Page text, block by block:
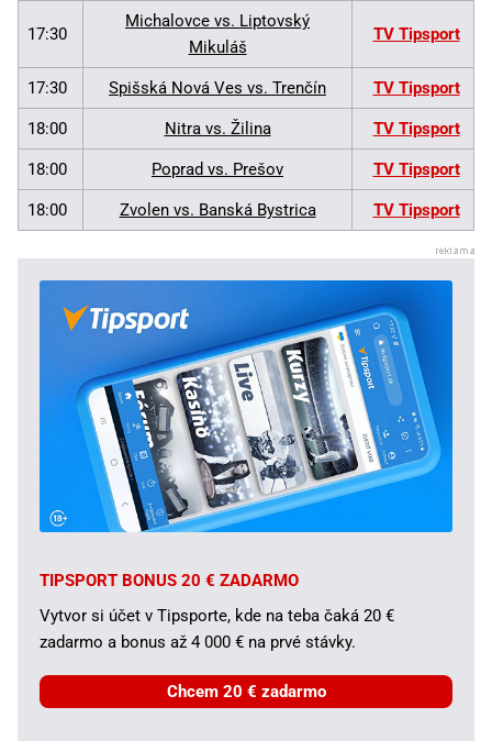
17:30
Michalovce vs. Liptovský
Mikuláš
TV Tipsport
17:30 Spišská Nová Ves vs. Trenčín TV Tipsport
18:00 Nitra vs. Žilina TV Tipsport
18:00 Poprad vs. Prešov TV Tipsport
18:00 Zvolen vs. Banská Bystrica TV Tipsport
TIPSPORT BONUS 20 € ZADARMO
Vytvor si účet v Tipsporte, kde na teba čaká 20 €
zadarmo a bonus až 4 000 € na prvé stávky.
Chcem 20 € zadarmo